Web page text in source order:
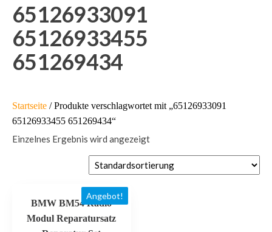
65126933091
65126933455
651269434
Startseite / Produkte verschlagwortet mit „65126933091
65126933455 651269434“
Einzelnes Ergebnis wird angezeigt
Angebot!
BMW BM54 Radio
Modul Reparatursatz